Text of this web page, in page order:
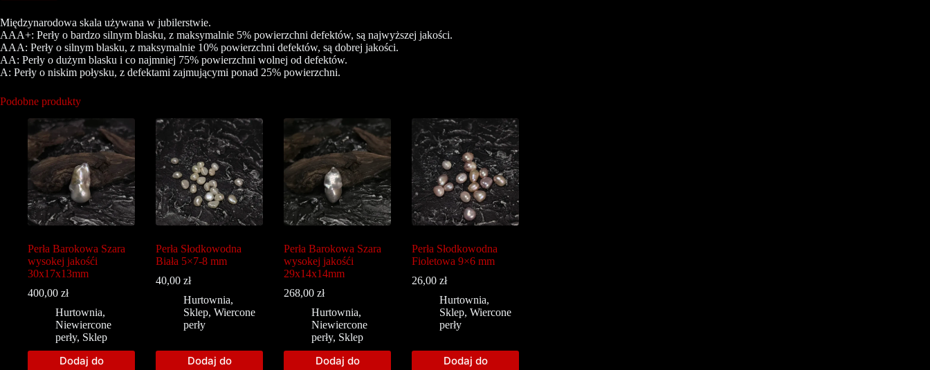
Międzynarodowa skala używana w jubilerstwie.
AAA+: Perły o bardzo silnym blasku, z maksymalnie 5% powierzchni defektów, są najwyższej jakości.
AAA: Perły o silnym blasku, z maksymalnie 10% powierzchni defektów, są dobrej jakości.
AA: Perły o dużym blasku i co najmniej 75% powierzchni wolnej od defektów.
A: Perły o niskim połysku, z defektami zajmującymi ponad 25% powierzchni.
Podobne produkty
Perła Barokowa Szara
wysokej jakośći
30x17x13mm
400,00 zł
Hurtownia,
Niewiercone
perły, Sklep
Dodaj do
Perła Słodkowodna
Biała 5×7-8 mm
40,00 zł
Hurtownia,
Sklep, Wiercone
perły
Dodaj do
Perła Barokowa Szara
wysokej jakośći
29x14x14mm
268,00 zł
Hurtownia,
Niewiercone
perły, Sklep
Dodaj do
Perła Słodkowodna
Fioletowa 9×6 mm
26,00 zł
Hurtownia,
Sklep, Wiercone
perły
Dodaj do